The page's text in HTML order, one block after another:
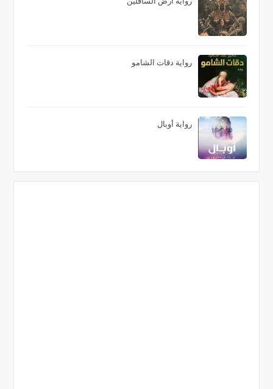
رواية دقات الشامو
رواية أوبال